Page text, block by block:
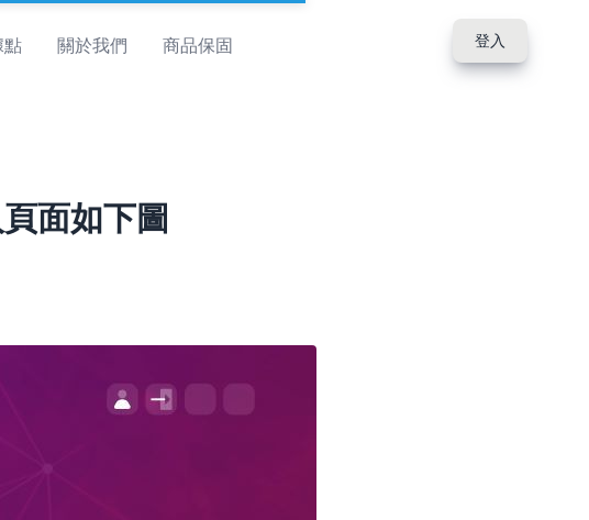
登入
關於我們 商品保固
面如下圖